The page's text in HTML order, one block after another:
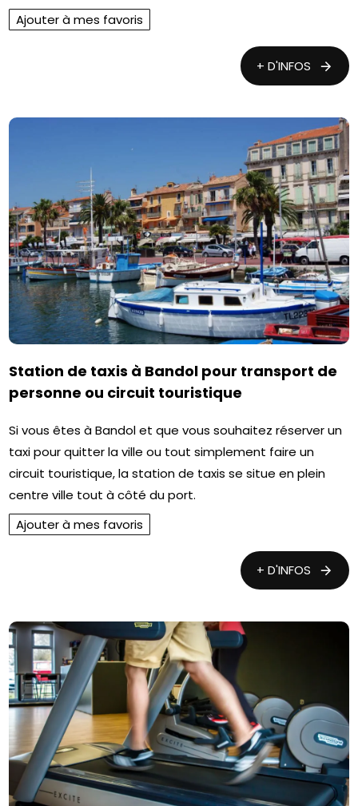
Ajouter à mes favoris
+ D'INFOS
Station de taxis à Bandol pour transport de
personne ou circuit touristique
Si vous êtes à Bandol et que vous souhaitez réserver un
taxi pour quitter la ville ou tout simplement faire un
circuit touristique, la station de taxis se situe en plein
centre ville tout à côté du port.
Ajouter à mes favoris
+ D'INFOS